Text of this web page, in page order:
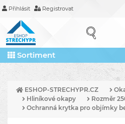
Přihlásit Registrovat
Sortiment
ESHOP-STRECHYPR.CZ
Hliníkové okapy
Rozměr
Ochranná krytka pro objímky